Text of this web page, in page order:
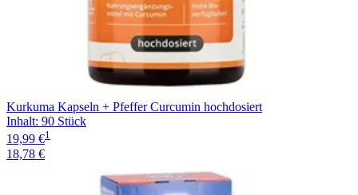
Kurkuma Kapseln + Pfeffer Curcumin hochdosiert
Inhalt: 90 Stück
19,99 €1
18,78 €